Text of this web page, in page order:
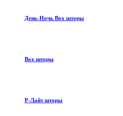
День-Ночь Box шторы
Box шторы
Р-Лайт шторы